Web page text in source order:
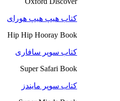
کتاب هیپ هیپ هورای
Hip Hip Hooray Book
کتاب سوپر سافاری
Super Safari Book
کتاب سوپر مایندز